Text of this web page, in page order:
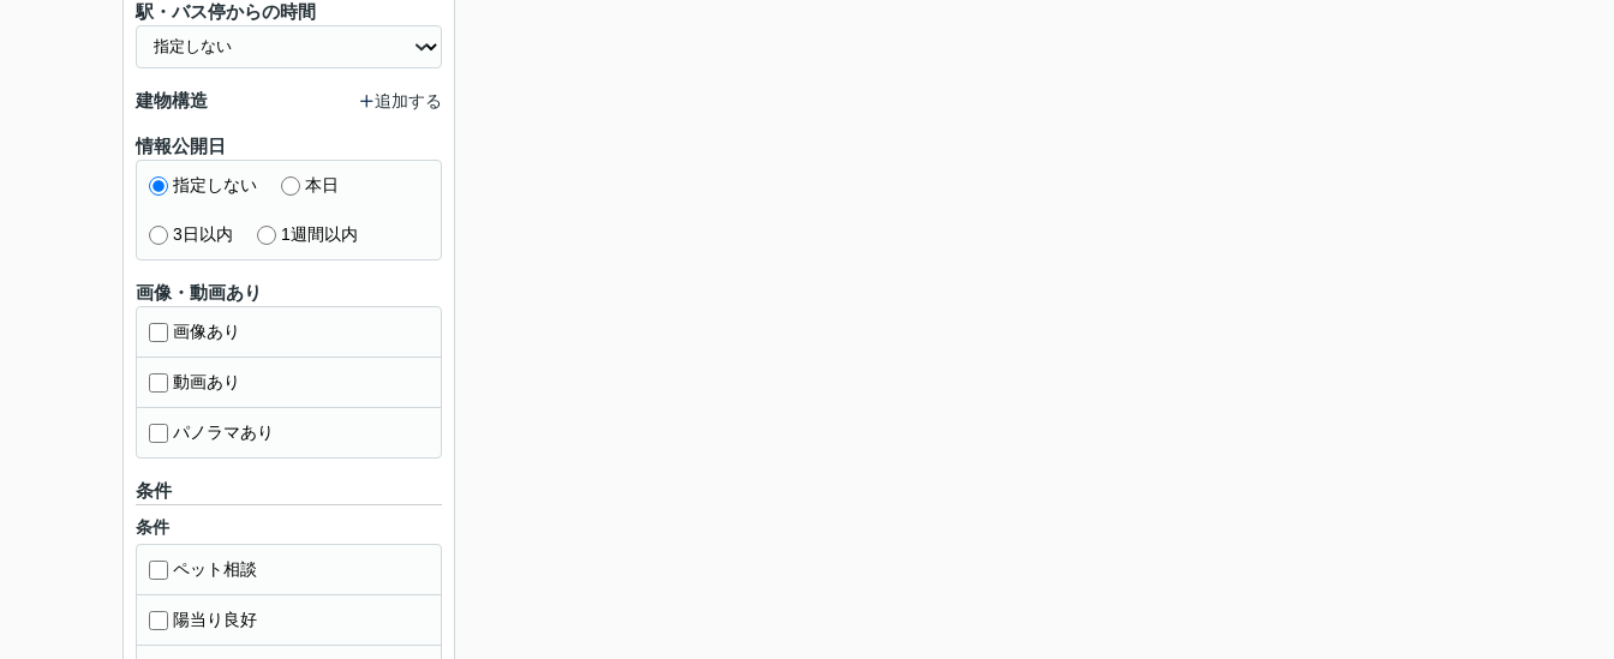
駅・バス停からの時間
建物構造 追加する
情報公開日
指定しない 本日
3日以内 1週間以内
画像・動画あり
画像あり
動画あり
パノラマあり
条件
条件
ペット相談
陽当り良好